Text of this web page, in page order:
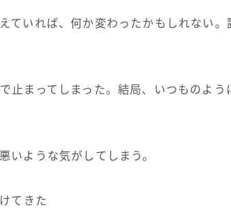
ていれば、何か変わったかもしれない。
止まってしまった。結局、いつものよう
いような気がしてしまう。
てきた